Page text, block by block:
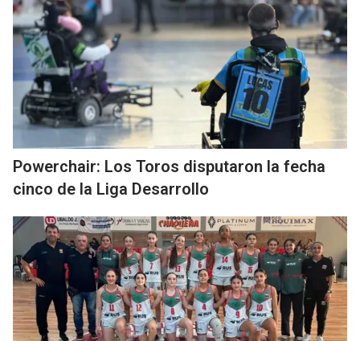
Powerchair: Los Toros disputaron la fecha
cinco de la Liga Desarrollo